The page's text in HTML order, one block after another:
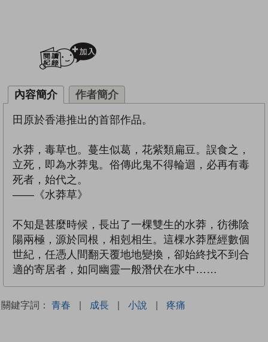
內容簡介 作者簡介
田原於香港推出的首部作品。
水莽，毒草也。蔓生似葛，花紫類扁豆。誤食之，
立死，即為水莽鬼。俗傳此鬼不得輪迴，必再有毒
死者，始代之。
——《水莽草》
不知是甚麼時候，長出了一棵雙生的水莽，彷彿陰
陽兩極，源於同根，相剋相生。這棵水莽歷經數個
世紀，任憑人間翻天覆地地變換，卻始終找不到合
適的寄居者，如同幽靈一般潛伏在水中……
關鍵字詞： 青春 | 成長 | 小說 | 疼痛